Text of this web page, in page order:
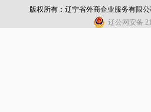
版权所有：辽宁省外商企业服务有限
辽公网安备